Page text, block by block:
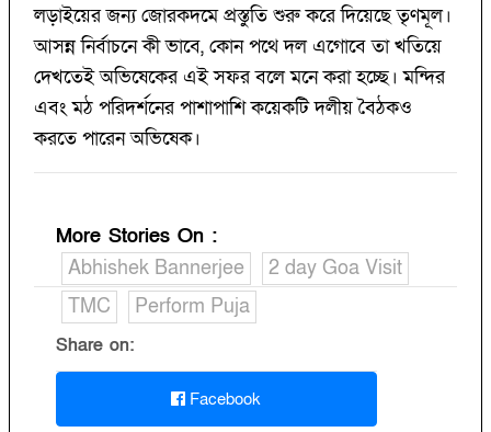
লড়াইয়ের জন্য জোরকদমে প্রস্তুতি শুরু করে দিয়েছে তৃণমূল।
আসন্ন নির্বাচনে কী ভাবে, কোন পথে দল এগোবে তা খতিয়ে
দেখতেই অভিষেকের এই সফর বলে মনে করা হচ্ছে। মন্দির
এবং মঠ পরিদর্শনের পাশাপাশি কয়েকটি দলীয় বৈঠকও
করতে পারেন অভিষেক।
More Stories On :
Abhishek Bannerjee
2 day Goa Visit
TMC
Perform Puja
Share on:
Facebook